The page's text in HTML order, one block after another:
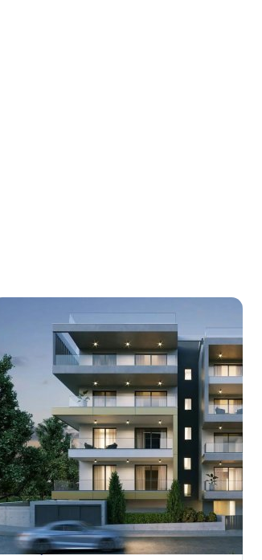
€771 100
Пентхаус
Пентхаус с 3 спальнями в Меса Гитонья,